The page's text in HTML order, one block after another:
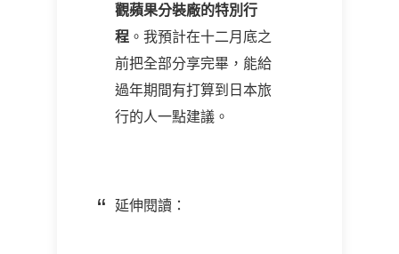
觀蘋果分裝廠的特別行
程 。我預計在十二月底之
前把全部分享完畢，能給
過年期間有打算到日本旅
行的人一點建議。
延伸閱讀：